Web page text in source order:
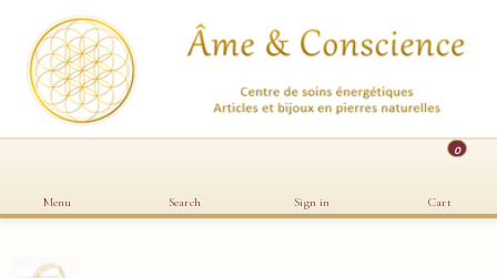
Menu Search Sign in
0
Cart